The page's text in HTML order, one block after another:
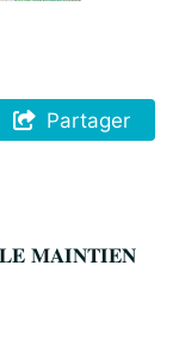
Partager
𝐌𝐀𝐈𝐍𝐓𝐈𝐄𝐍